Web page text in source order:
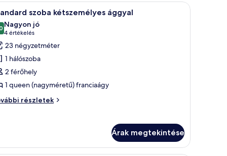
ágy, egy szürke karosszék és absztrakt falfestmények találhatók.
Egy modern hálószoba, melyben egy nagy
5 szoba kétszemélyes ággyal
ből 8,0
Nagyon jó
4 értékelés
(4
értékelés)
23 négyzetméter
1 hálószoba
2 férőhely
1 queen (nagyméretű) franciaágy
részletek
Árak megtekintése